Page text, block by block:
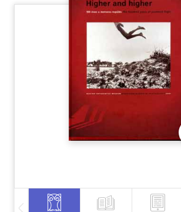
Tankönyv, segédkönyv
Társadalomtudomány
Történelem